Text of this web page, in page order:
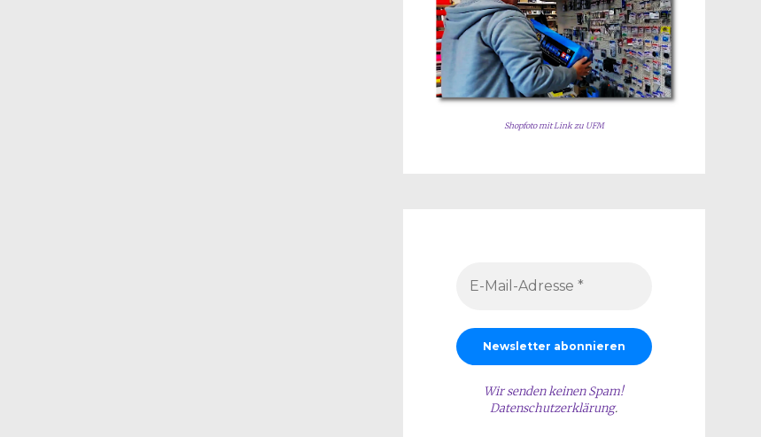
Shopfoto mit Link zu UFM
Wir senden keinen Spam!
Datenschutzerklärung.